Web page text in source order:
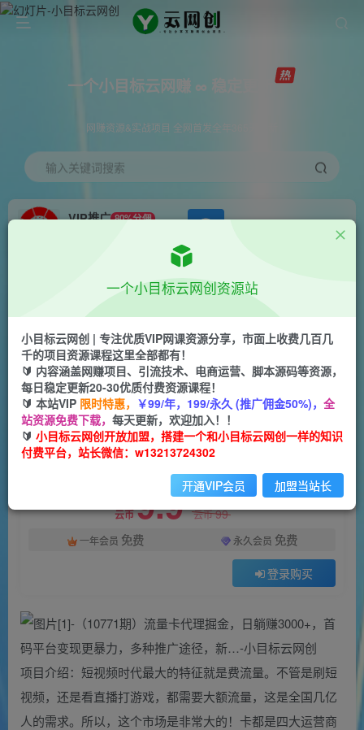
一个小目标云网赚 ∞ 稳定更新
网赚资源&实战项目 全网首发全年365天更新
输入关键词搜索
VIP推广 80%分佣
会员免费 正文
（10771期）流量卡代理掘金，日躺赚3000+，首
码平台变现更暴力，多种推广途径，新…
一个小目标云网创
2年前发布
关注 私信
24 0
此内容为付费资源，请付费后查看
云币9.9 限时特惠
云币99
一年会员 免费 永久会员 免费
登录购买
付费资源
项目介绍：短视频时代最大的特征就是费流量。不管是刷短
视频，还是看直播打游戏，都需要大额流量，这是全国几亿
人的需求。所以，这个市场是非常大的！卡都是四大运营商
一个小目标云网创资源站
小目标云网创 | 专注优质VIP网课资源分享，市面上收费几百几
千的项目资源课程这里全部都有！
🔰 内容涵盖网赚项目、引流技术、电商运营、脚本源码等资源，
每日稳定更新20-30优质付费资源课程！
🔰 本站VIP 限时特惠， ￥99/年，199/永久 (推广佣金50%)， 全
站资源免费下载， 每天更新，欢迎加入！！
🔰 小目标云网创开放加盟，搭建一个和小目标云网创一样的知识
付费平台，站长微信：w13213724302
开通VIP会员 加盟当站长